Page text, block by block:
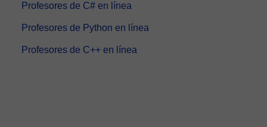
Profesores de C# en línea
Profesores de Python en línea
Profesores de C++ en línea